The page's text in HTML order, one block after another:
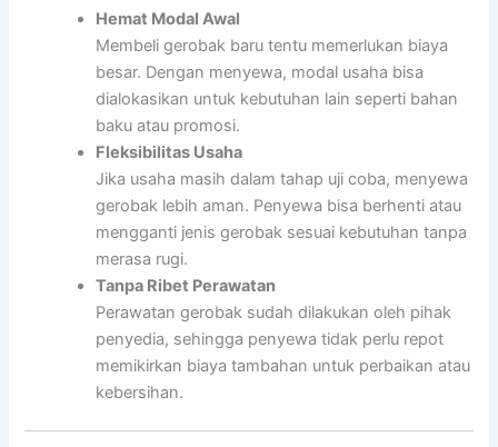
Hemat Modal Awal
Membeli gerobak baru tentu memerlukan biaya
besar. Dengan menyewa, modal usaha bisa
dialokasikan untuk kebutuhan lain seperti bahan
baku atau promosi.
Fleksibilitas Usaha
Jika usaha masih dalam tahap uji coba, menyewa
gerobak lebih aman. Penyewa bisa berhenti atau
mengganti jenis gerobak sesuai kebutuhan tanpa
merasa rugi.
Tanpa Ribet Perawatan
Perawatan gerobak sudah dilakukan oleh pihak
penyedia, sehingga penyewa tidak perlu repot
memikirkan biaya tambahan untuk perbaikan atau
kebersihan.